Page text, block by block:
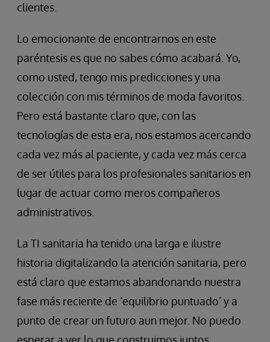
clientes.
Lo emocionante de encontrarnos en este
paréntesis es que no sabes cómo acabará. Yo,
como usted, tengo mis predicciones y una
colección con mis términos de moda favoritos.
Pero está bastante claro que, con las
tecnologías de esta era, nos estamos acercando
cada vez más al paciente, y cada vez más cerca
de ser útiles para los profesionales sanitarios en
lugar de actuar como meros compañeros
administrativos.
La TI sanitaria ha tenido una larga e ilustre
historia digitalizando la atención sanitaria, pero
está claro que estamos abandonando nuestra
fase más reciente de ‘equilibrio puntuado’ y a
punto de crear un futuro aun mejor. No puedo